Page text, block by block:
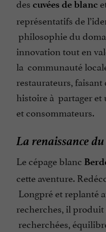
des cuvées de blanc
représentatifs de
philosophie du
innovation tout en
la communauté
restaurateurs,
histoire à partager
et consommateurs.
La renaissance
Le cépage blanc
cette aventure.
Longpré et replanté
recherches, il produit
recherchées,